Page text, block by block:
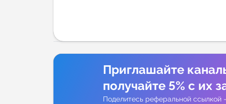
Приглашайте
получайте 5% с их
Поделитесь реферальной ссылкой